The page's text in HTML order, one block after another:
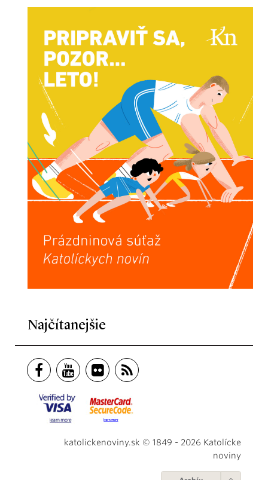
Najčítanejšie
katolickenoviny.sk © 1849 - 2026 Katolícke
noviny